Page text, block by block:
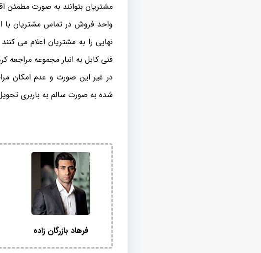
مشتریان بتوانند به صورت مطمئن
واحد فروش در تماس مشتریان با
نهایی را به مشتریان اعلام می
فنی کابل به انبار مجموعه
در غیر این صورت و عدم امکان
شده به صورت سالم به باربری
فرهاد بازرگان زاده